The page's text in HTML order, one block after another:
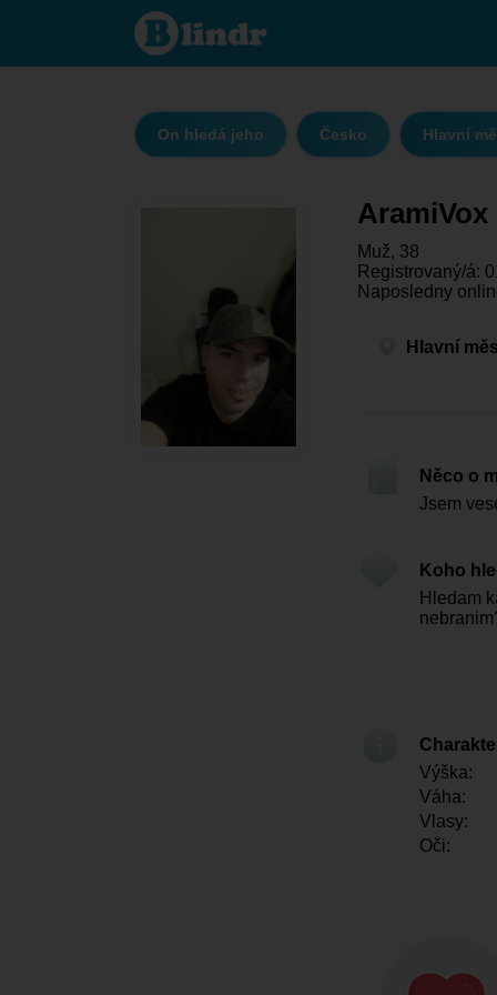
AramiVox
- On
hledá
Praha -
PrahaOn hledá jeho Česko Hlavní
AramiVox
Muž, 38
Registrovaný/á:
Naposledny
Hlavní
Něco o
Jsem
Koho
Hledam
Výška:
Váha:
Vlasy:
Oči: